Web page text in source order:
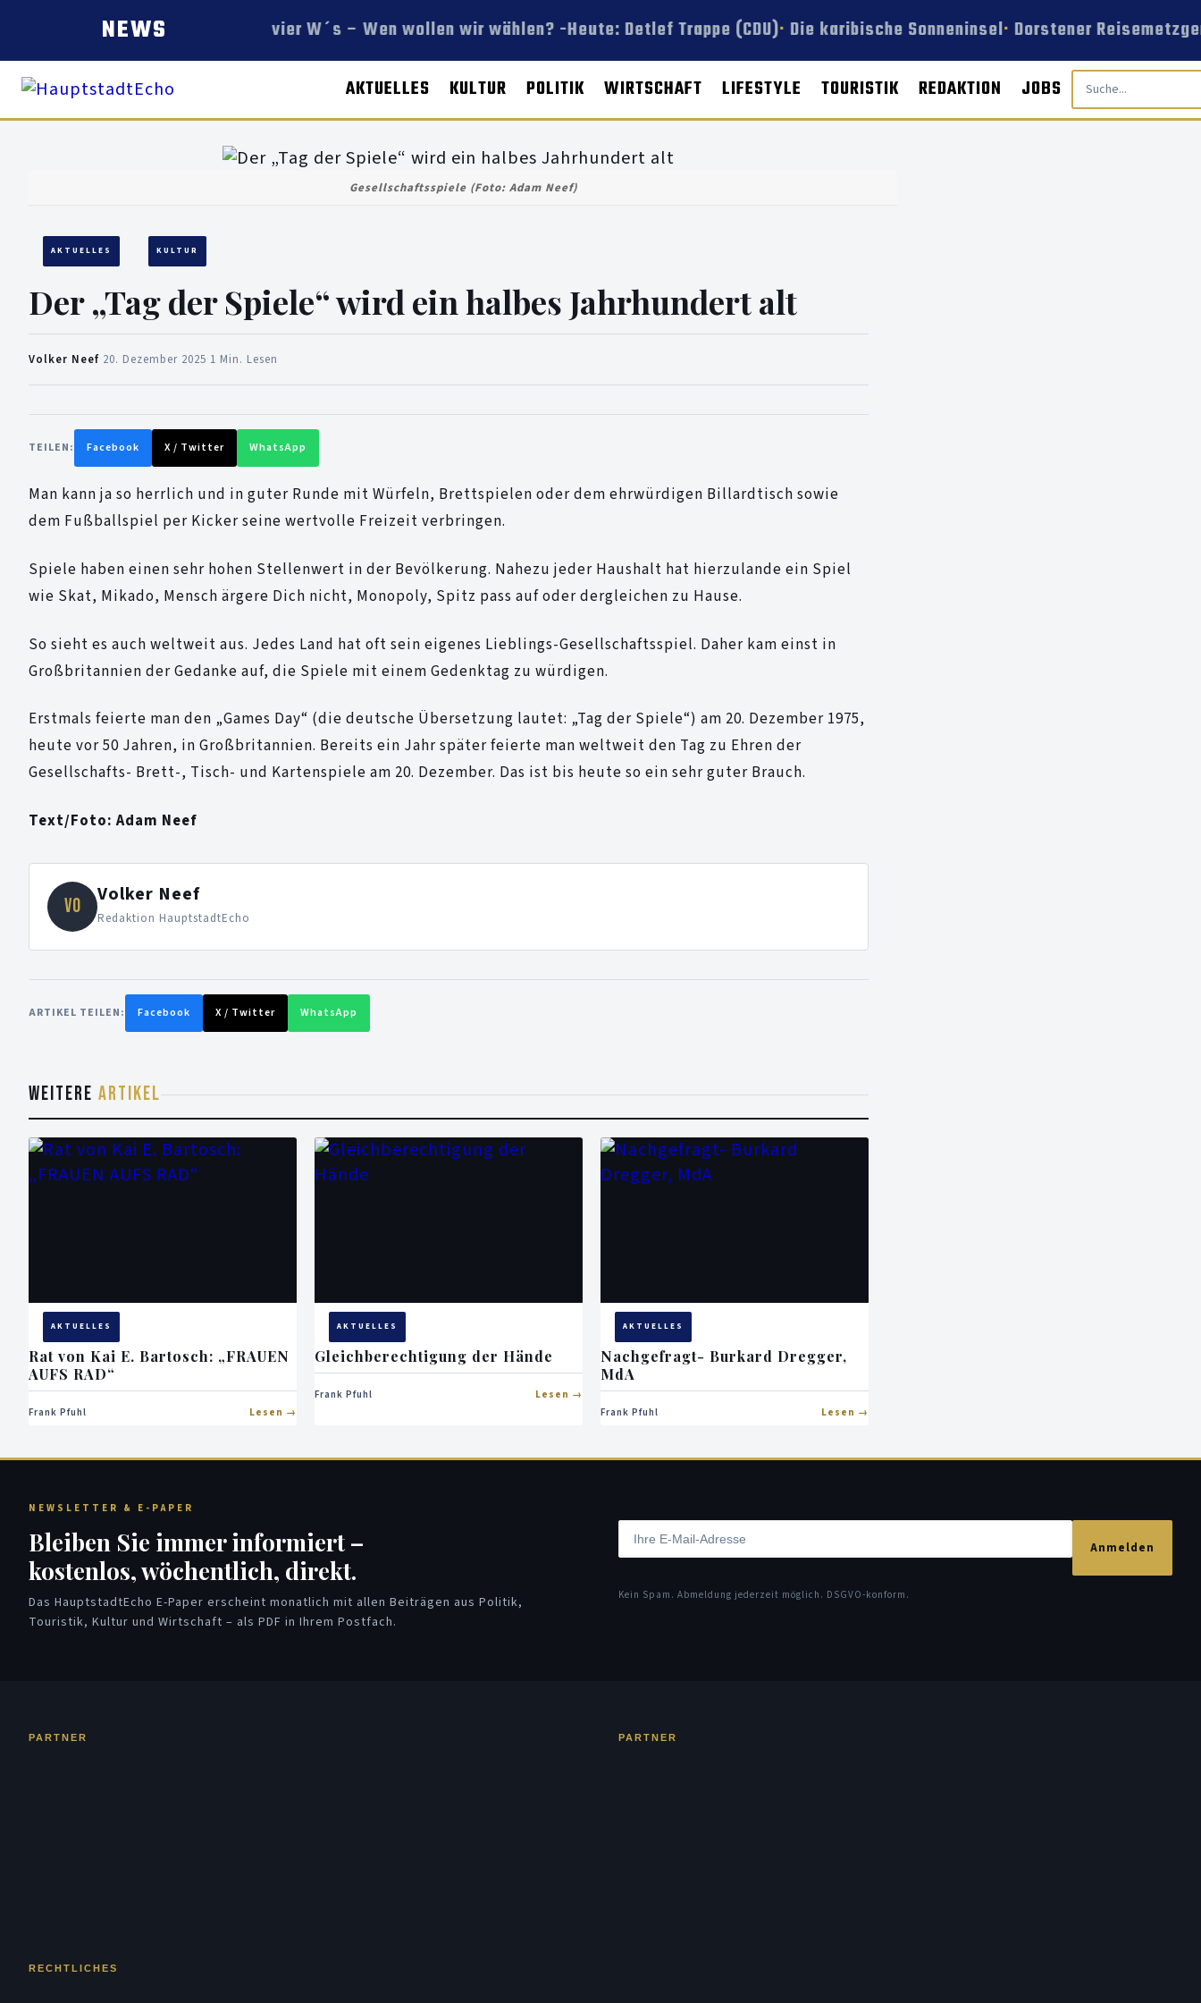
NEWS Die vier W´s – Wen wollen wir wählen? -Heute: Detlef Trappe (CDU) Die karibische Sonneninsel Dorstener
AKTUELLES KULTUR POLITIK WIRTSCHAFT LIFESTYLE TOURISTIK REDAKTION JOBS
Gesellschaftsspiele (Foto: Adam Neef)
AKTUELLES KULTUR
Der „Tag der Spiele“ wird ein halbes Jahrhundert alt
Volker Neef 20. Dezember 2025 1 Min. Lesen
TEILEN: Facebook X / Twitter WhatsApp
Man kann ja so herrlich und in guter Runde mit Würfeln, Brettspielen oder dem ehrwürdigen Billardtisch sowie
dem Fußballspiel per Kicker seine wertvolle Freizeit verbringen.
Spiele haben einen sehr hohen Stellenwert in der Bevölkerung. Nahezu jeder Haushalt hat hierzulande ein Spiel
wie Skat, Mikado, Mensch ärgere Dich nicht, Monopoly, Spitz pass auf oder dergleichen zu Hause.
So sieht es auch weltweit aus. Jedes Land hat oft sein eigenes Lieblings-Gesellschaftsspiel. Daher kam einst in
Großbritannien der Gedanke auf, die Spiele mit einem Gedenktag zu würdigen.
Erstmals feierte man den „Games Day“ (die deutsche Übersetzung lautet: „Tag der Spiele“) am 20. Dezember 1975,
heute vor 50 Jahren, in Großbritannien. Bereits ein Jahr später feierte man weltweit den Tag zu Ehren der
Gesellschafts- Brett-, Tisch- und Kartenspiele am 20. Dezember. Das ist bis heute so ein sehr guter Brauch.
Text/Foto: Adam Neef
VO Volker Neef
Redaktion HauptstadtEcho
ARTIKEL TEILEN: Facebook X / Twitter WhatsApp
WEITERE ARTIKEL
AKTUELLES
Rat von Kai E. Bartosch: „FRAUEN
AUFS RAD“
Frank Pfuhl Lesen
AKTUELLES
Gleichberechtigung der Hände
Frank Pfuhl Lesen
AKTUELLES
Nachgefragt- Burkard Dregger,
MdA
Frank Pfuhl Lesen
NEWSLETTER & E-PAPER
Bleiben Sie immer informiert –
kostenlos, wöchentlich, direkt.
Das HauptstadtEcho E-Paper erscheint monatlich mit allen Beiträgen aus Politik,
Touristik, Kultur und Wirtschaft – als PDF in Ihrem Postfach.
Anmelden
Kein Spam. Abmeldung jederzeit möglich. DSGVO-konform.
PARTNER PARTNER
RECHTLICHES